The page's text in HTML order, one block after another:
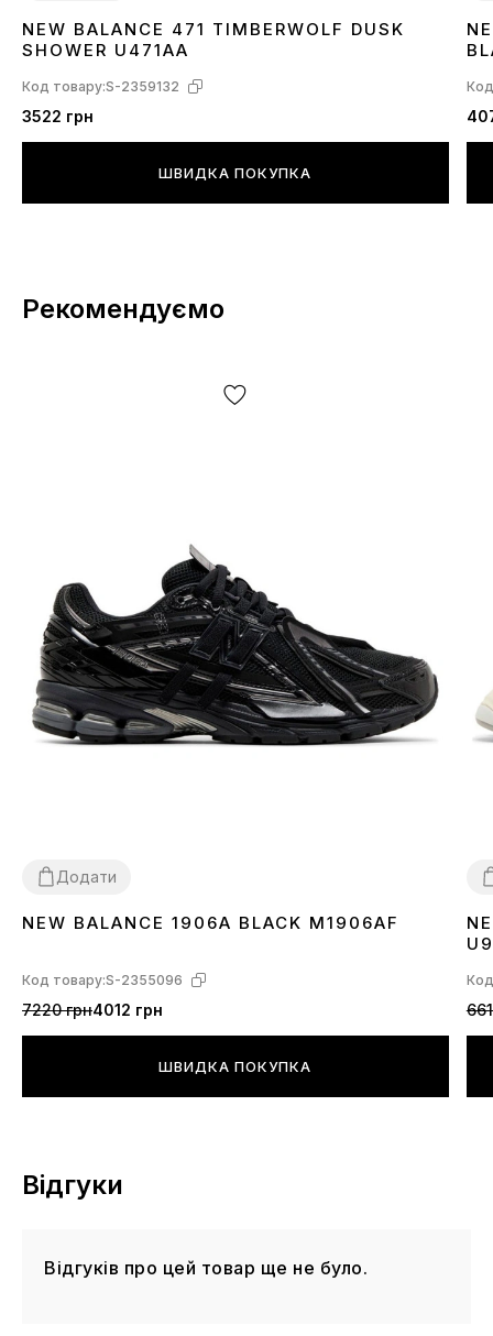
3637 383940
NEW BALANCE 471 TIMBERWOLF DUSK
SHOWER U471AA
Код товару:S-2359132
3522 грн
ШВИДКА ПОКУПКА
Рекомендуємо
Додати
3637 3839404142 4344 45
NEW BALANCE 1906A BLACK M1906AF
Код товару:S-2355096
7220 грн4012 грн
ШВИДКА ПОКУПКА
Відгуки
Відгуків про цей товар ще не було.